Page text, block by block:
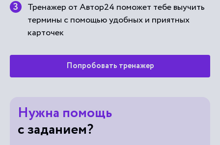
Тренажер от Автор24 поможет тебе выучить
термины с помощью удобных и приятных
карточек
Попробовать тренажер
Нужна помощь
с заданием?